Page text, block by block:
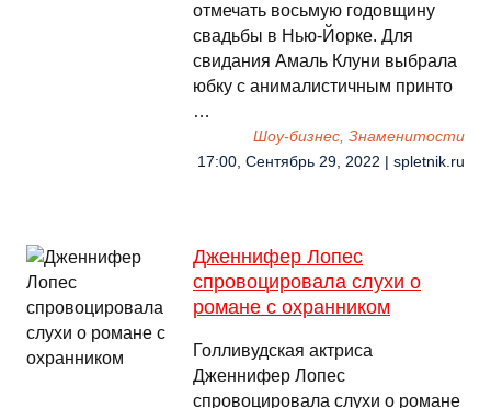
отмечать восьмую годовщину
свадьбы в Нью-Йорке. Для
свидания Амаль Клуни выбрала
юбку с анималистичным принто
…
Шоу-бизнес, Знаменитости
17:00, Сентябрь 29, 2022 | spletnik.ru
Дженнифер Лопес
спровоцировала слухи о
романе с охранником
Голливудская актриса
Дженнифер Лопес
спровоцировала слухи о романе